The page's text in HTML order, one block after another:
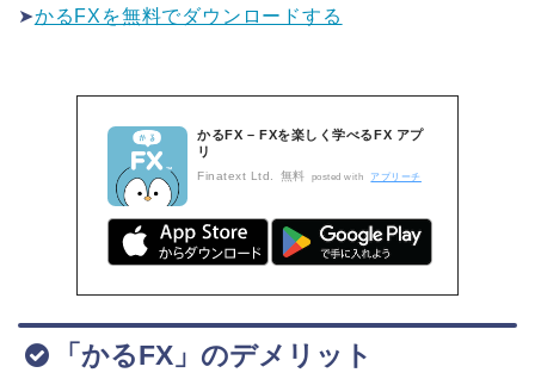
➤かるFXを無料でダウンロードする
かるFX – FXを楽しく学べるFX アプ
リ
Finatext Ltd. 無料 posted with アプリーチ
「かるFX」のデメリット